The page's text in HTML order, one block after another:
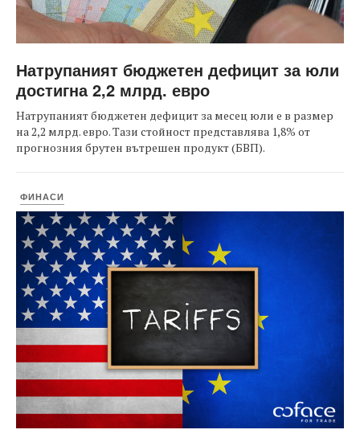
Натрупаният бюджетен дефицит за юли
достигна 2,2 млрд. евро
Натрупаният бюджетен дефицит за месец юли е в размер
на 2,2 млрд. евро. Тази стойност представлява 1,8% от
прогнозния брутен вътрешен продукт (БВП).
ФИНАСИ